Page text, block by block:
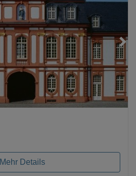
Loading...
Mehr Details